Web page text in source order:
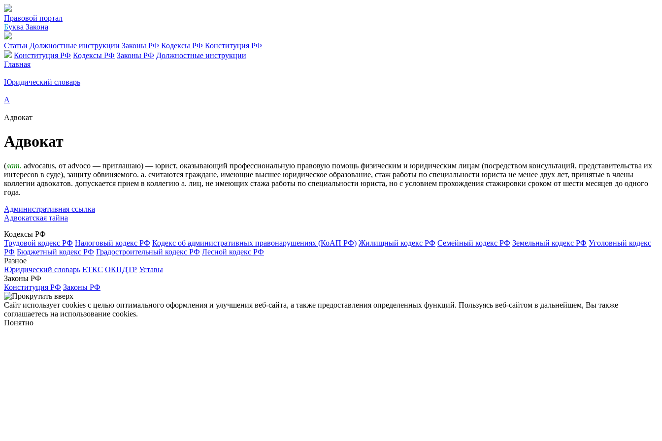
Правовой портал
Буква Закона
Статьи Должностные инструкции Законы РФ Кодексы РФ Конституция РФ
Конституция РФ Кодексы РФ Законы РФ Должностные инструкции
Главная
Юридический словарь
А
Адвокат
Адвокат
(лат. advocatus, от advoco — приглашаю) — юрист, оказывающий профессиональную правовую помощь физическим и юридическим лицам (посредством консультаций, представительства их
интересов в суде), защиту обвиняемого. а. считаются граждане, имеющие высшее юридическое образование, стаж работы по специальности юриста не менее двух лет, принятые в члены
коллегии адвокатов. допускается прием в коллегию а. лиц, не имеющих стажа работы по специальности юриста, но с условием прохождения стажировки сроком от шести месяцев до одного
года.
Административная ссылка
Адвокатская тайна
Кодексы РФ
Трудовой кодекс РФ Налоговый кодекс РФ Кодекс об административных правонарушениях (КоАП РФ) Жилищный кодекс РФ Семейный кодекс РФ Земельный кодекс РФ Уголовный кодекс
РФ Бюджетный кодекс РФ Градостроительный кодекс РФ Лесной кодекс РФ
Разное
Юридический словарь ЕТКС ОКПДТР Уставы
Законы РФ
Конституция РФ Законы РФ
Сайт использует cookies с целью оптимального оформления и улучшения веб-сайта, а также предоставления определенных функций. Пользуясь веб-сайтом в дальнейшем, Вы также
соглашаетесь на использование cookies.
Понятно